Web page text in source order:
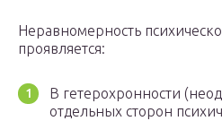
Неравномерность
проявляется:
В гетерохронности
отдельных сторон